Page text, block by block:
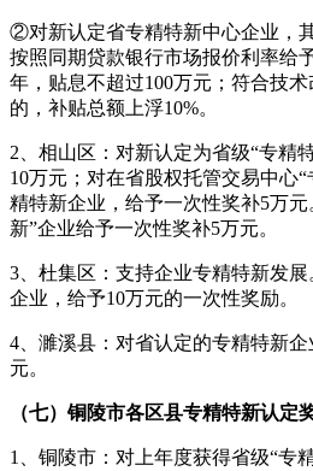
②对新认定省专精特新中心企业，
按照同期贷款银行市场报价利率给
年，贴息不超过100万元；符合技
的，补贴总额上浮10%。
2、相山区：对新认定为省级“专精
10万元；对在省股权托管交易中心
精特新企业，给予一次性奖补5万
新”企业给予一次性奖补5万元。
3、杜集区：支持企业专精特新发
企业，给予10万元的一次性奖励。
4、濉溪县：对省认定的专精特新
元。
（七）铜陵市各区县专精特新认定
1、铜陵市：对上年度获得省级“专